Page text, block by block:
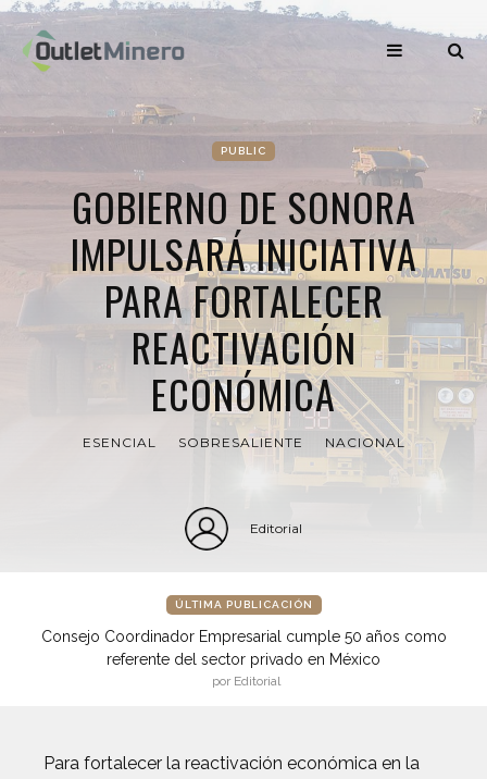
PUBLIC
GOBIERNO DE SONORA
IMPULSARÁ INICIATIVA
PARA FORTALECER
REACTIVACIÓN
ECONÓMICA
ESENCIAL SOBRESALIENTE NACIONAL
Editorial
ÚLTIMA PUBLICACIÓN
Consejo Coordinador Empresarial cumple 50 años como
referente del sector privado en México
por Editorial
Para fortalecer la reactivación económica en la